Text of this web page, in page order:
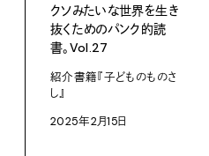
クソみたいな世界を生き
抜くためのパンク的読
書。Vol.27
紹介書籍『子どものものさ
し』
2025年2月15日